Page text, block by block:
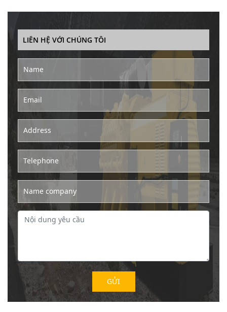
LIÊN HỆ VỚI CHÚNG TÔI
Name
Email
Address
Telephone
Name company